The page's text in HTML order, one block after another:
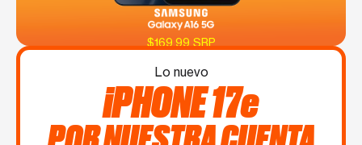
$169.99 SRP
Lo nuevo
iPHONE 17e